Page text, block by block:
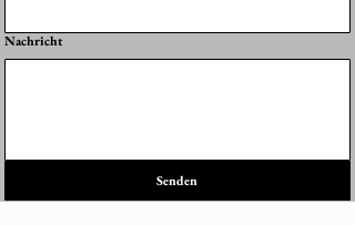
Nachricht
Senden